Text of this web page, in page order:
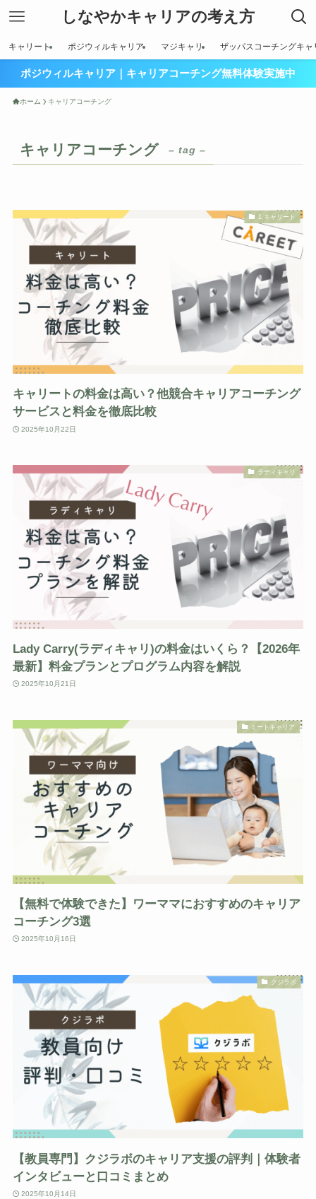
しなやかキャリアの考え方
キャリート ポジウィルキャリア マジキャリ ザッパスコーチングキャ
ポジウィルキャリア｜キャリアコーチング無料体験実施中
ホーム キャリアコーチング
キャリアコーチング – tag –
1.キャリート
キャリートの料金は高い？他競合キャリアコーチング
サービスと料金を徹底比較
2025年10月22日
ラディキャリ
Lady Carry(ラディキャリ)の料金はいくら？【2026年
最新】料金プランとプログラム内容を解説
2025年10月21日
ミートキャリア
【無料で体験できた】ワーママにおすすめのキャリア
コーチング3選
2025年10月16日
クジラボ
【教員専門】クジラボのキャリア支援の評判｜体験者
インタビューと口コミまとめ
2025年10月14日